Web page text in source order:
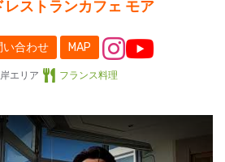
ストランカフェ モア
い合わせ MAP
エリア フランス料理